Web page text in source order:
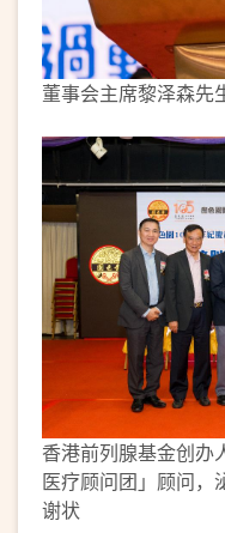
董事会主席黎泽森先
香港前列腺基金创办
医疗顾问团」顾问，
谢状